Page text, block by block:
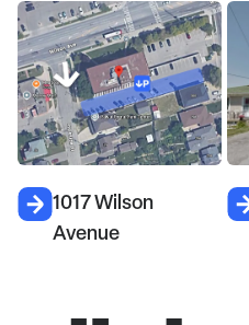
1017 Wilson
Avenue